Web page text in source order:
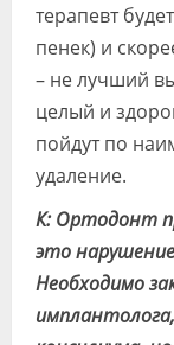
терапевт
пенек) и
– не лучший
целый и
пойдут по
удаление.
К: Ортодонт
это
Необходимо